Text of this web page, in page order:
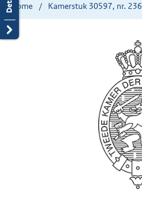
Home Kamerstuk 30597, nr. 236